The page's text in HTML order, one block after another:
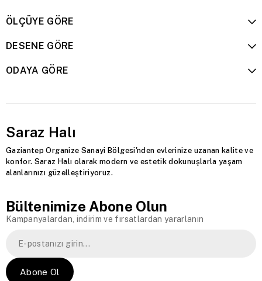
sıcak ve sade bir atmosfer oluşturur. Aynı
yapısı sayesinde alerjen hassasiyeti olan kişiler
Edilmeli?
Sisal halı seçerken, halının zeminle uyumu, ölçüsü
ve kullanım sıklığı göz önünde bulundurulmalıdır.
Daha yoğun dokulu ve kalın sisal halılar, yüksek
trafik alanları için idealken; ince dokulu modeller
daha dekoratif alanlarda kullanılabilir. Saraz Halı,
yoğunluğu ve üretim malzemesine göre değişiklik
gösterir. Saraz Halı’nın uygun fiyatlı sisal
ÖLÇÜYE GÖRE
DESENE GÖRE
ODAYA GÖRE
Saraz Halı
Gaziantep Organize Sanayi Bölgesi'nden evlerinize uzanan kalite ve
konfor. Saraz Halı olarak modern ve estetik dokunuşlarla yaşam
alanlarınızı güzelleştiriyoruz.
Bültenimize Abone Olun
Kampanyalardan, indirim ve fırsatlardan yararlanın
Abone Ol